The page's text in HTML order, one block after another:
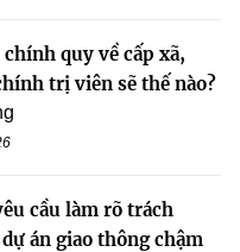
quy về cấp xã,
trị viên sẽ thế nào?
cầu làm rõ trách
án giao thông chậm